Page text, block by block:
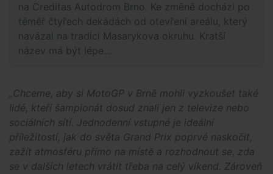
na Creditas Autodrom Brno. Ke změně dochází po
téměř čtyřech dekádách od otevření areálu, který
navázal na tradici Masarykova okruhu. Kratší
název má být lépe...
„Chceme, aby si MotoGP v Brně mohli vyzkoušet také
lidé, kteří šampionát dosud znali jen z televize nebo
sociálních sítí. Jednodenní vstupné je ideální
příležitostí, jak do světa Grand Prix poprvé naskočit,
zažít atmosféru přímo na místě a rozhodnout se, zda
se v dalších letech vrátit třeba na celý víkend. Zároveň